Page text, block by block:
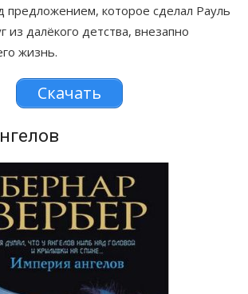
предложением, которое сделал Рауль
из далёкого детства, внезапно
жизнь.
Скачать